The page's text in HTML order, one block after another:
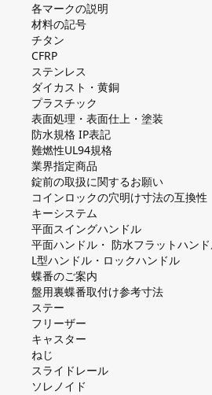
各マークの説明
材料の記号
チタン
CFRP
ステンレス
ダイカスト・⻩銅
プラスチック
表面処理・表面仕上・塗装
防⽔規格 IP表記
難燃性UL94規格
業界指定商品
錠前の取扱に関するお願い
コインロックの⽳明け⼨法の互換性
キーシステム
平⾯スイングハンドル
平⾯ハンドル・ 防⽔フラットハン
L型ハンドル・ロックハンドル
蝶番のご案内
盤⽤裏蝶番取付け参考⼨法
ステー
フリーザー
キャスター
ねじ
スライドレール
ソレノイド